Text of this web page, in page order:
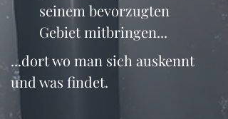
seinem bevorzugten
Gebiet mitbringen...
...dort wo man sich auskennt
und was findet.